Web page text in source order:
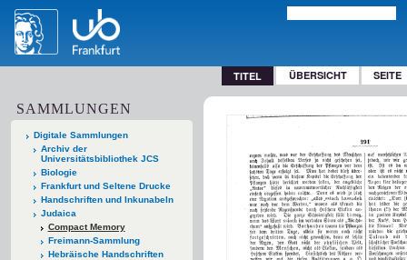
TITEL ÜBERSICHT SEITE
SAMMLUNGEN
Digitale Sammlungen
Archiv der
Universitätsbibliothek JCS
Biologie
Frankfurt und Seltene Drucke
Handschriften und Inkunabeln
Judaica
Compact Memory
Freimann-Sammlung
Hebräische Handschriften